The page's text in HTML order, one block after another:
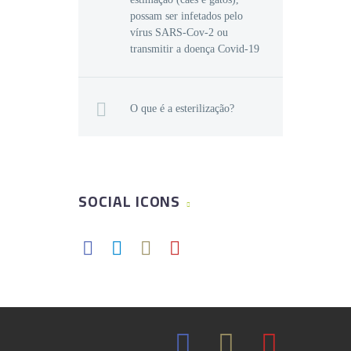
possam ser infetados pelo
vírus SARS-Cov-2 ou
transmitir a doença Covid-19
O que é a esterilização?
SOCIAL ICONS